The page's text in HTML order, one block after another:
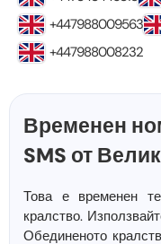
+447988009563
+447988008232
Временен
SMS от
Това е временен
кралство.
Обединеното